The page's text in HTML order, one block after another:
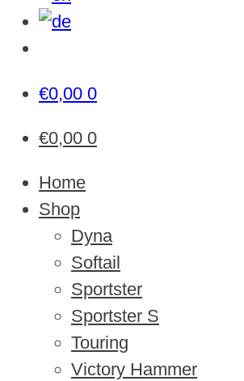
€0,00 0
€0,00 0
Home
Shop
Dyna
Softail
Sportster
Sportster S
Touring
Victory Hammer